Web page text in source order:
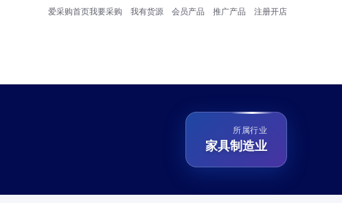
爱采购首页我要采购 我有货源 会员产品 推广产品 注册开店
所属行业
家具制造业